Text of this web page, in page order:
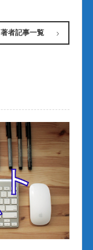
著者記事一覧